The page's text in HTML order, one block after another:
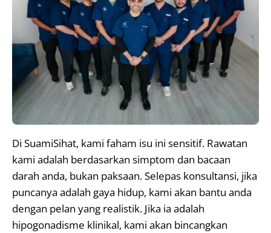
Di SuamiSihat, kami faham isu ini sensitif. Rawatan
kami adalah berdasarkan simptom dan bacaan
darah anda, bukan paksaan. Selepas konsultansi, jika
puncanya adalah gaya hidup, kami akan bantu anda
dengan pelan yang realistik. Jika ia adalah
hipogonadisme klinikal, kami akan bincangkan